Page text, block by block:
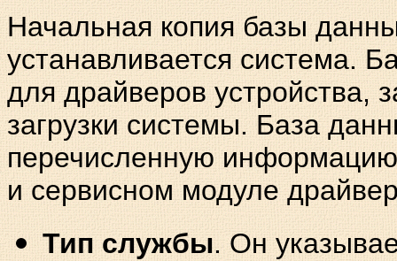
Начальная копия базы
устанавливается система.
для драйверов устройства,
загрузки системы. База
перечисленную
и сервисном модуле
Тип службы. Он